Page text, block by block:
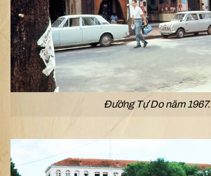
Đường Tự Do năm 1967.